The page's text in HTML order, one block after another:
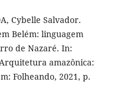
Cybelle Salvador.
Belém: linguagem
de Nazaré. In:
amazônica:
Folheando, 2021, p.